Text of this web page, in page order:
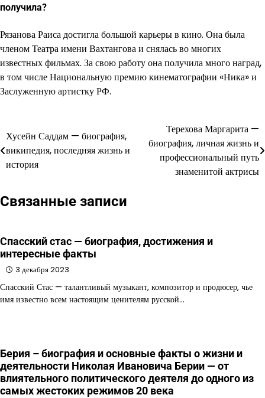
получила?
Рязанова Раиса достигла большой карьеры в кино. Она была
членом Театра имени Вахтангова и снялась во многих
известных фильмах. За свою работу она получила много наград,
в том числе Национальную премию кинематографии «Ника» и
Заслуженную артистку РФ.
Навигация
по
записям
Хусейн Саддам — биография,
википедия, последняя жизнь и
история
Терехова Маргарита —
биография, личная жизнь и
профессиональный путь
знаменитой актрисы
Связанные записи
Спасский стас — биография, достижения и
интересные факты
3 декабря 2023
Спасский Стас — талантливый музыкант, композитор и продюсер, чье
имя известно всем настоящим ценителям русской…
Берия – биография и основные факты о жизни и
деятельности Николая Ивановича Берии — от
влиятельного политического деятеля до одного из
самых жестоких режимов 20 века